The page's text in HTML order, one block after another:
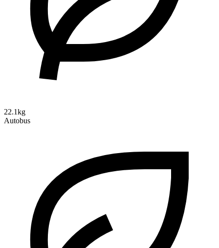
22.1kg
Autobus